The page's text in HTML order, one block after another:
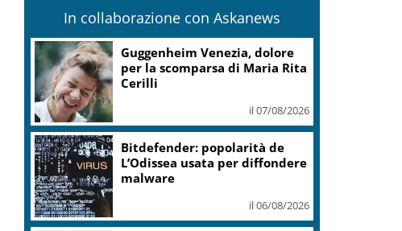
In collaborazione con Askanews
Guggenheim Venezia, dolore
per la scomparsa di Maria Rita
Cerilli
il 07/08/2026
Bitdefender: popolarità de
L’Odissea usata per diffondere
malware
il 06/08/2026